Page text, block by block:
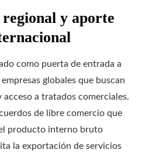
y aporte
como puerta de entrada a
globales que buscan
a tratados comerciales.
de libre comercio que
producto interno bruto
la exportación de servicios